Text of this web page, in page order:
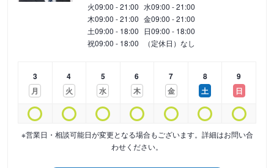
火09:00 - 21:00 水09:00 - 21:00
木09:00 - 21:00 金09:00 - 21:00
土09:00 - 18:00 日09:00 - 18:00
祝09:00 - 18:00 （定休日）なし
3
月
4
火
5
水
6
木
7
金
8
土
9
日
※営業日・相談可能日が変更となる場合もございます。詳細はお問い合
わせください。